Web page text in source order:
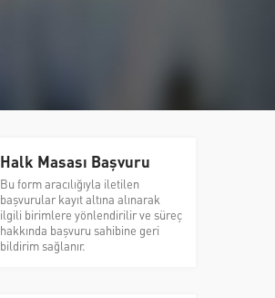
Halk Masası Başvuru
Bu form aracılığıyla iletilen
başvurular kayıt altına alınarak
ilgili birimlere yönlendirilir ve süreç
hakkında başvuru sahibine geri
bildirim sağlanır.